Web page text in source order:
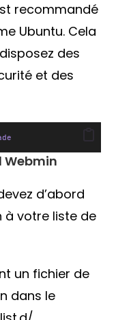
recommandé
Ubuntu. Cela
des
et des
Webmin
d’abord
à votre liste de
un fichier de
dans le